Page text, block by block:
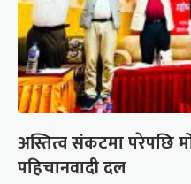
अस्तित्व संकटमा परेपछि
पहिचानवादी दल